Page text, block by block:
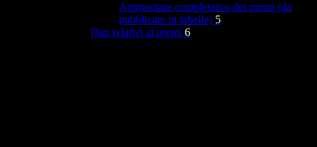
Ammontare complessivo dei premi (da
pubblicare in tabelle) 5
Dati relativi ai premi 6